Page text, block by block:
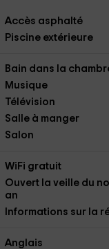
Accès asphalté
Piscine extérieure
Bain dans la
Musique
Télévision
Salle à manger
Salon
WiFi gratuit
Ouvert la veille du
an
Informations sur la
Anglais